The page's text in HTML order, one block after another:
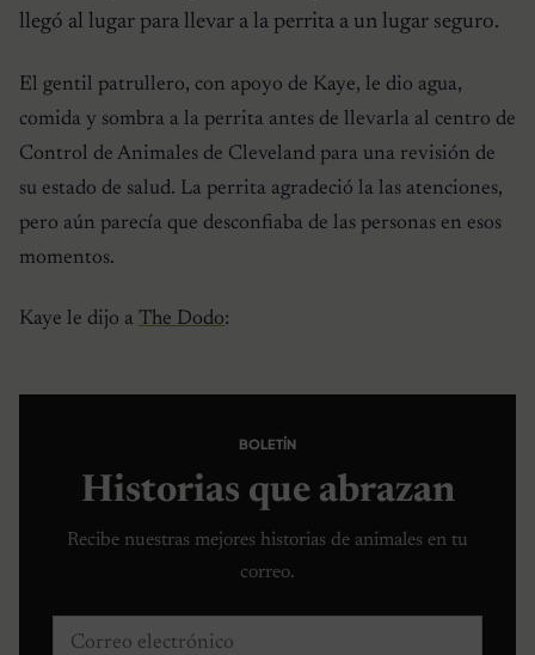
llegó al lugar para llevar a la perrita a un lugar seguro.
El gentil patrullero, con apoyo de Kaye, le dio agua,
comida y sombra a la perrita antes de llevarla al centro de
Control de Animales de Cleveland para una revisión de
su estado de salud. La perrita agradeció la las atenciones,
pero aún parecía que desconfiaba de las personas en esos
momentos.
Kaye le dijo a The Dodo:
BOLETÍN
Historias que abrazan
Recibe nuestras mejores historias de animales en tu
correo.
Correo electrónico